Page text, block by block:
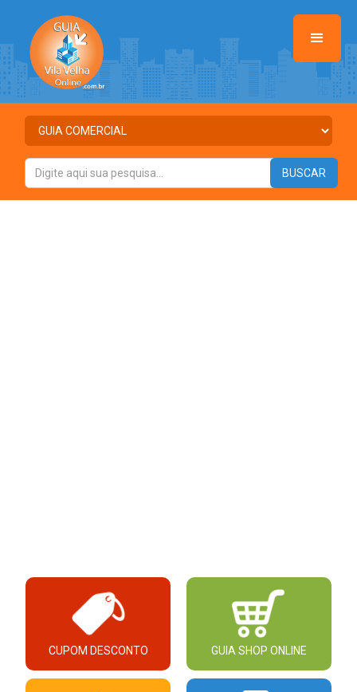
CUPOM DESCONTO GUIA SHOP ONLINE